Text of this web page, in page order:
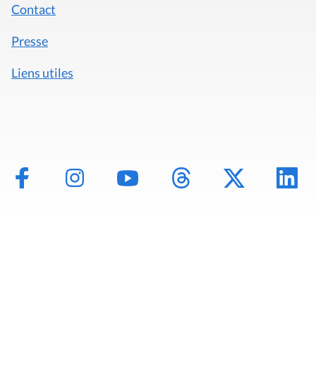
Contact
Presse
Liens utiles